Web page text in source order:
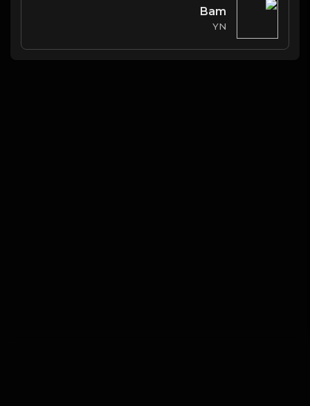
Bam
YN